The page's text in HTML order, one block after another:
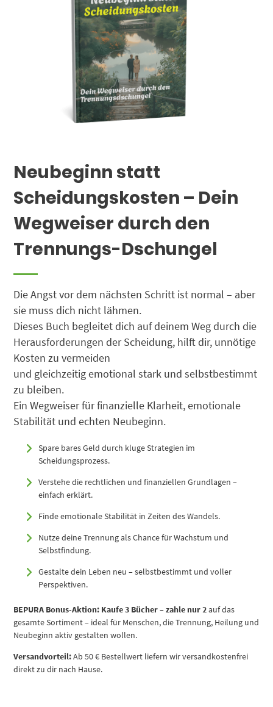
Neubeginn statt
Scheidungskosten – Dein
Wegweiser durch den
Trennungs-Dschungel
Die Angst vor dem nächsten Schritt ist normal – aber
sie muss dich nicht lähmen.
Dieses Buch begleitet dich auf deinem Weg durch die
Herausforderungen der Scheidung, hilft dir, unnötige
Kosten zu vermeiden
und gleichzeitig emotional stark und selbstbestimmt
zu bleiben.
Ein Wegweiser für finanzielle Klarheit, emotionale
Stabilität und echten Neubeginn.
Spare bares Geld durch kluge Strategien im
Scheidungsprozess.
Verstehe die rechtlichen und finanziellen Grundlagen –
einfach erklärt.
Finde emotionale Stabilität in Zeiten des Wandels.
Nutze deine Trennung als Chance für Wachstum und
Selbstfindung.
Gestalte dein Leben neu – selbstbestimmt und voller
Perspektiven.
BEPURA Bonus-Aktion: Kaufe 3 Bücher – zahle nur 2auf das
gesamte Sortiment – ideal für Menschen, die Trennung, Heilung und
Neubeginn aktiv gestalten wollen.
Versandvorteil:Ab 50 € Bestellwert liefern wir versandkostenfrei
direkt zu dir nach Hause.